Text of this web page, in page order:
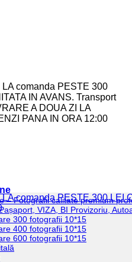
comanda PESTE 300
IN AVANS. Transport
A DOUA ZI LA
PANA IN ORA 12:00
– Fotografii calitate premium
VIZA, BI Provizoriu,
300 fotografii 10*15
400 fotografii 10*15
600 fotografii 10*15
comanda PESTE 300 LEI